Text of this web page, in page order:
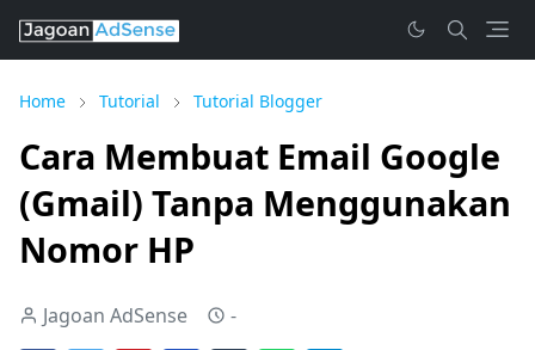
Home Tutorial Tutorial Blogger
Cara Membuat Email Google
(Gmail) Tanpa Menggunakan
Nomor HP
Jagoan AdSense -